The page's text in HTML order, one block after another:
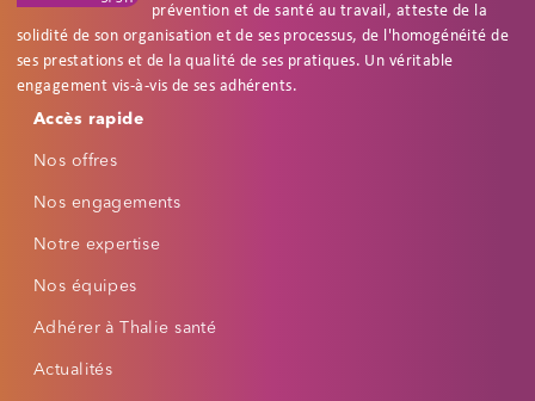
prévention et de santé au travail, atteste de la
solidité de son organisation et de ses processus, de l'homogénéité de
ses prestations et de la qualité de ses pratiques. Un véritable
engagement vis-à-vis de ses adhérents.
Footer
Accès rapide
Nos offres
Nos engagements
Notre expertise
Nos équipes
Adhérer à Thalie santé
Actualités
Accessibilité
PROFILS RAPIDES
🌙
Épilepsie Basse vision
POLICE